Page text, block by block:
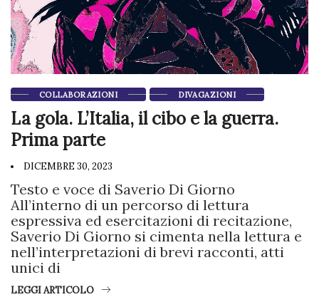
COLLABORAZIONI DIVAGAZIONI
La gola. L’Italia, il cibo e la guerra.
Prima parte
DICEMBRE 30, 2023
Testo e voce di Saverio Di Giorno
All’interno di un percorso di lettura
espressiva ed esercitazioni di recitazione,
Saverio Di Giorno si cimenta nella lettura e
nell’interpretazioni di brevi racconti, atti
unici di
LEGGI ARTICOLO